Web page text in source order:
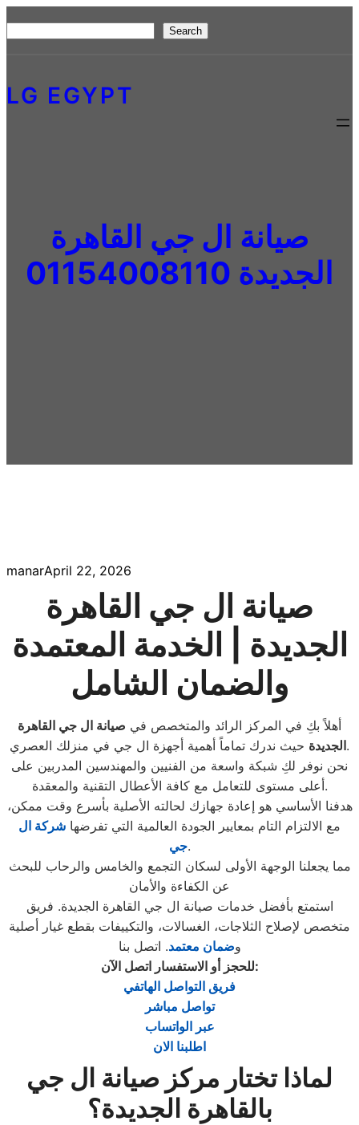
to
r
Search
LG EGYPT
صيانة ال جي القاهرة
الجديدة 01154008110
manarApril 22, 2026
صيانة ال جي القاهرة
الجديدة | الخدمة المعتمدة
والضمان الشامل
أهلاً بكِ في المركز الرائد والمتخصص في صيانة ال جي القاهرة
الجديدةحيث ندرك تماماً أهمية أجهزة ال جي في منزلك العصري.
نحن نوفر لكِ شبكة واسعة من الفنيين والمهندسين المدربين على
أعلى مستوى للتعامل مع كافة الأعطال التقنية والمعقدة.
هدفنا الأساسي هو إعادة جهازك لحالته الأصلية بأسرع وقت ممكن،
مع الالتزام التام بمعايير الجودة العالمية التي تفرضها شركة ال
جي.
مما يجعلنا الوجهة الأولى لسكان التجمع والخامس والرحاب للبحث
عن الكفاءة والأمان
استمتع بأفضل خدمات صيانة ال جي القاهرة الجديدة. فريق
متخصص لإصلاح الثلاجات، الغسالات، والتكييفات بقطع غيار أصلية
وضمان معتمد. اتصل بنا
للحجز أو الاستفسار اتصل الآن:
فريق التواصل الهاتفي
تواصل مباشر
عبر الواتساب
اطلبنا الان
لماذا تختار مركز صيانة ال جي
بالقاهرة الجديدة؟